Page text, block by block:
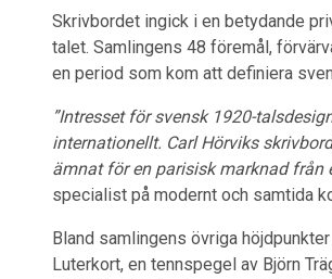
Skrivbordet ingick i en betydande
talet. Samlingens 48 föremål,
en period som kom att definiera
”Intresset för svensk 1920-
internationellt. Carl Hörviks
ämnat för en parisisk marknad från
specialist på modernt och samtida
Bland samlingens övriga
Luterkort, en tennspegel av Björn